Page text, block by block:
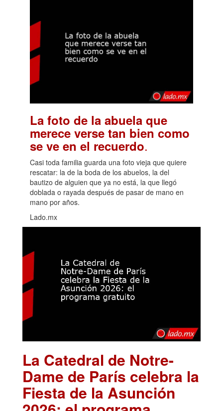
La foto de la abuela que
merece verse tan bien como
se ve en el recuerdo.
Casi toda familia guarda una foto vieja que quiere
rescatar: la de la boda de los abuelos, la del
bautizo de alguien que ya no está, la que llegó
doblada o rayada después de pasar de mano en
mano por años.
Lado.mx
La Catedral de Notre-
Dame de París celebra la
Fiesta de la Asunción